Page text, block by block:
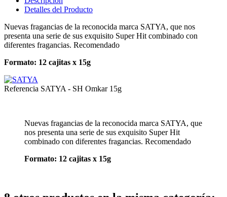
Detalles del Producto
Nuevas fragancias de la reconocida marca SATYA, que nos
presenta una serie de sus exquisito Super Hit combinado con
diferentes fragancias. Recomendado
Formato: 12 cajitas x 15g
Referencia SATYA - SH Omkar 15g
Nuevas fragancias de la reconocida marca SATYA, que
nos presenta una serie de sus exquisito Super Hit
combinado con diferentes fragancias. Recomendado
Formato: 12 cajitas x 15g